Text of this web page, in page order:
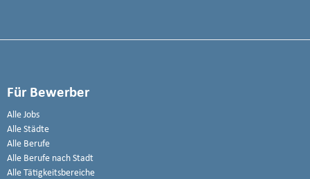
Für Bewerber
Alle Jobs
Alle Städte
Alle Berufe
Alle Berufe nach Stadt
Alle Tätigkeitsbereiche